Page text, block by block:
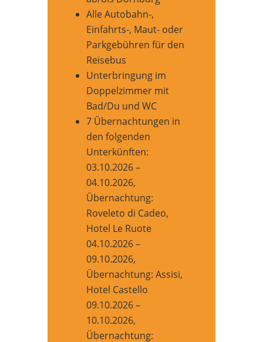
Alle Autobahn-,
Einfahrts-, Maut- oder
Parkgebühren für den
Reisebus
Unterbringung im
Doppelzimmer mit
Bad/Du und WC
7 Übernachtungen in
den folgenden
Unterkünften:
03.10.2026 –
04.10.2026,
Übernachtung:
Roveleto di Cadeo,
Hotel Le Ruote
04.10.2026 –
09.10.2026,
Übernachtung: Assisi,
Hotel Castello
09.10.2026 –
10.10.2026,
Übernachtung: